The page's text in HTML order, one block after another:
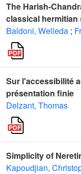
The Harish-
classical hermitian
Baldoni, Welleda ;
Sur l'accessibilité
présentation finie
Delzant, Thomas
Simplicity of
Kapoudjian,